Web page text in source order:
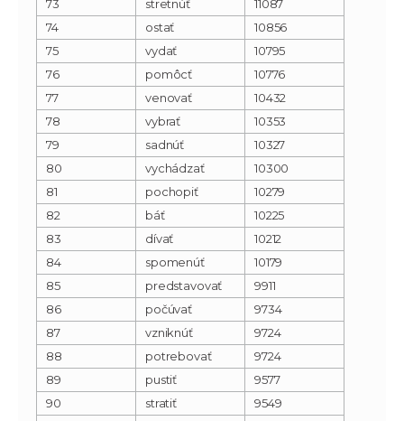
73
stretnúť
11087
74
ostať
10856
75
vydať
10795
76
pomôcť
10776
77
venovať
10432
78
vybrať
10353
79
sadnúť
10327
80
vychádzať
10300
81
pochopiť
10279
82
báť
10225
83
dívať
10212
84
spomenúť
10179
85
predstavovať
9911
86
počúvať
9734
87
vzniknúť
9724
88
potrebovať
9724
89
pustiť
9577
90
stratiť
9549